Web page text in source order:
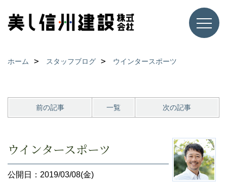
ホーム スタッフブログ ウインタースポーツ
前の記事 一覧 次の記事
ウインタースポーツ
公開日：2019/03/08(金)